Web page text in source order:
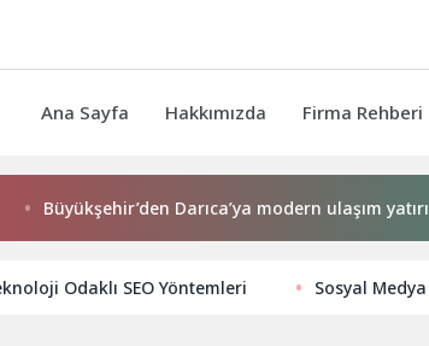
Ana Sayfa Hakkımızda Firma Rehberi
Darıca’ya modern ulaşım yatırımı
Odaklı SEO Yöntemleri Sosyal